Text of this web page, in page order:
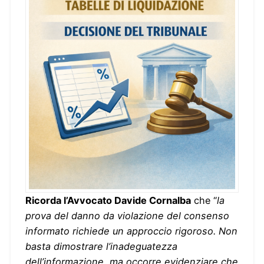
Ricorda l’Avvocato Davide Cornalbache “la
prova del danno da violazione del consenso
informato richiede un approccio rigoroso. Non
basta dimostrare l’inadeguatezza